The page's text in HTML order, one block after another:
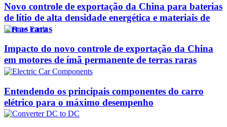
Novo controle de exportação da China para baterias
de lítio de alta densidade energética e materiais de
terras raras
Impacto do novo controle de exportação da China
em motores de ímã permanente de terras raras
Entendendo os principais componentes do carro
elétrico para o máximo desempenho